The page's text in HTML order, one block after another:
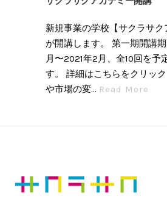
新規事業の学校【サクラサク
が開講します。 第一期開講
月〜2021年2月、全10回を予
す。 詳細はこちらをクリッ
や市場の変... Read More